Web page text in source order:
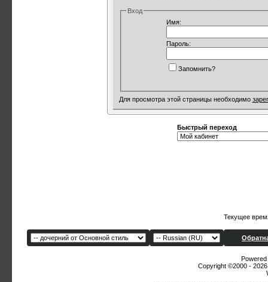
Вход
Имя:
Пароль:
Запомнить?
Для просмотра этой страницы необходимо
Быстрый переход
Текущее
Copyright ©2000 -